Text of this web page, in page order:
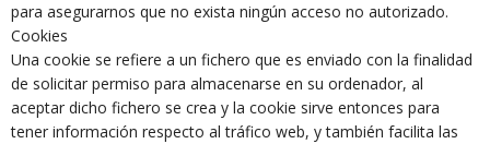
para asegurarnos que no exista ningún acceso no autorizado.
Cookies
Una cookie se refiere a un fichero que es enviado con la finalidad
de solicitar permiso para almacenarse en su ordenador, al
aceptar dicho fichero se crea y la cookie sirve entonces para
tener información respecto al tráfico web, y también facilita las